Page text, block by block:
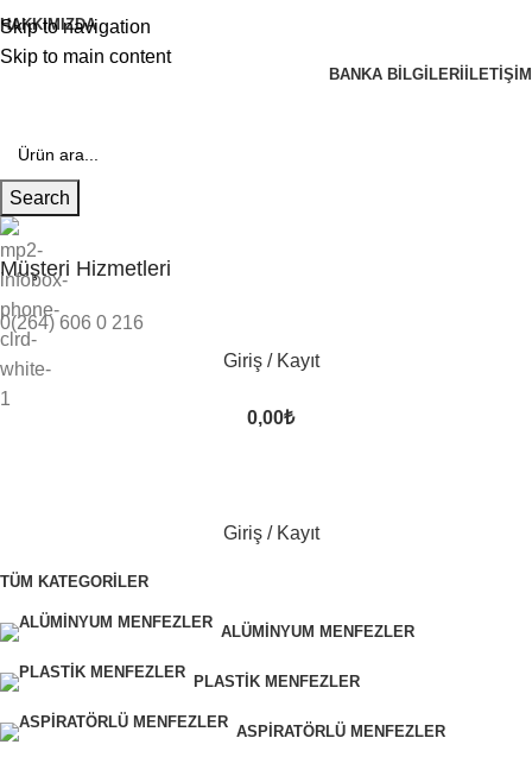
Skip to navigation
Skip to main content
HAKKIMIZDA
BANKA BILGILERI İLETIŞIM
Search
Müşteri Hizmetleri
0(264) 606 0 216
Giriş / Kayıt
0,00₺
Giriş / Kayıt
TÜM KATEGORILER
ALÜMINYUM MENFEZLER
PLASTIK MENFEZLER
ASPIRATÖRLÜ MENFEZLER